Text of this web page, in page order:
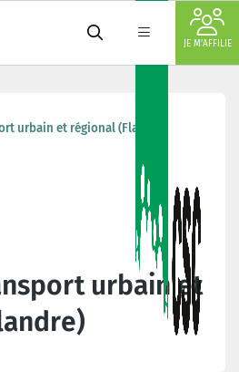
JE M'AFFILIE
urbain et régional (Flandre)
urbain et